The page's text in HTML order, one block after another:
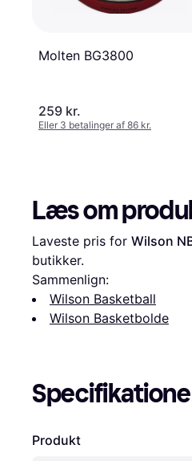
Molten BG3800
259 kr.
Eller 3 betalinger af 86 kr.
Læs om
Laveste pris for Wilson
butikker.
Sammenlign:
Wilson Basketball
Wilson Basketbolde
Produkt